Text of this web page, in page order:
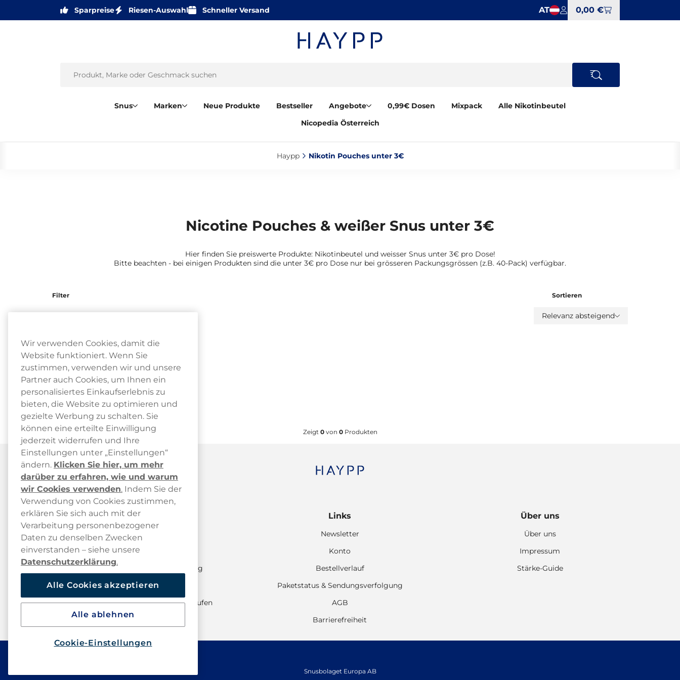
Sparpreise Riesen-Auswahl Schneller Versand AT 0,00 €
Snus Marken Neue Produkte Bestseller Angebote 0,99€ Dosen Mixpack
Alle Nikotinbeutel
Nicopedia Österreich
Haypp‎ Nikotin Pouches unter 3€‎
Nicotine Pouches & weißer Snus unter 3€
Hier finden Sie preiswerte Produkte: Nikotinbeutel und weisser Snus unter 3€ pro Dose!
Bitte beachten - bei einigen Produkten sind die unter 3€ pro Dose nur bei grösseren Packungsgrössen (z.B. 40-Pack) verfügbar.
Filter Sortieren
Relevanz absteigend
Zeigt 0von 0 Produkten
Kundendienst
Kundendienst
FAQ
Paketstatus & Sendungsverfolgung
Versand und Lieferung
Retoure anmelden / Kauf hier widerrufen
Links
Newsletter
Konto
Bestellverlauf
Paketstatus & Sendungsverfolgung
AGB
Barrierefreiheit
Über uns
Über uns
Impressum
Stärke-Guide
Snusbolaget Europa AB
Wir verwenden Cookies, damit die
Website funktioniert. Wenn Sie
zustimmen, verwenden wir und unsere
Partner auch Cookies, um Ihnen ein
personalisiertes Einkaufserlebnis zu
bieten, die Website zu optimieren und
gezielte Werbung zu schalten. Sie
können eine erteilte Einwilligung
jederzeit widerrufen und Ihre
Einstellungen unter „Einstellungen“
ändern. Klicken Sie hier, um mehr
darüber zu erfahren, wie und warum
wir Cookies verwenden. Indem Sie der
Verwendung von Cookies zustimmen,
erklären Sie sich auch mit der
Verarbeitung personenbezogener
Daten zu denselben Zwecken
einverstanden – siehe unsere
Datenschutzerklärung.
Alle Cookies akzeptieren
Alle ablehnen
Cookie-Einstellungen